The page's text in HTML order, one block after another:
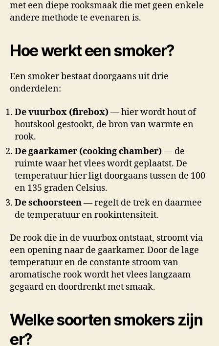
met een diepe rooksmaak die met geen enkele
andere methode te evenaren is.
Hoe werkt een smoker?
Een smoker bestaat doorgaans uit drie
onderdelen:
De vuurbox (firebox)— hier wordt hout of
houtskool gestookt, de bron van warmte en
rook.
De gaarkamer (cooking chamber)— de
ruimte waar het vlees wordt geplaatst. De
temperatuur hier ligt doorgaans tussen de 100
en 135 graden Celsius.
De schoorsteen— regelt de trek en daarmee
de temperatuur en rookintensiteit.
De rook die in de vuurbox ontstaat, stroomt via
een opening naar de gaarkamer. Door de lage
temperatuur en de constante stroom van
aromatische rook wordt het vlees langzaam
gegaard en doordrenkt met smaak.
Welke soorten smokers zijn
er?